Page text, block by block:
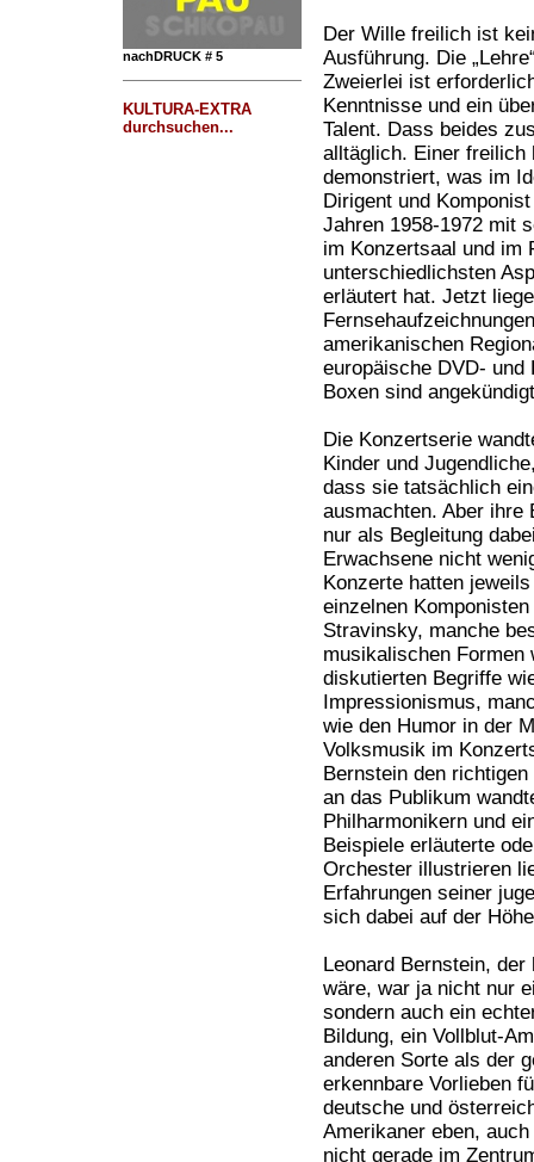
nachDRUCK # 5
KULTURA-EXTRA
durchsuchen...
Der Wille freilich ist
Ausführung. Die
Zweierlei ist
Kenntnisse und ein
Talent. Dass beides
alltäglich. Einer freilich
demonstriert, was im
Dirigent und
Jahren 1958-1972 mit
im Konzertsaal und im
unterschiedlichsten
erläutert hat. Jetzt
amerikanischen
europäische DVD-
Boxen sind
Die Konzertserie
Kinder und
dass sie tatsächlich
ausmachten. Aber ihre
nur als Begleitung
Erwachsene nicht
Konzerte hatten
einzelnen
Stravinsky, manche
musikalischen Formen
diskutierten Begriffe
Impressionismus,
wie den Humor in der
Volksmusik im
Bernstein den
an das Publikum
Philharmonikern und
Beispiele erläuterte
Orchester illustrieren
Erfahrungen seiner
sich dabei auf der
Leonard Bernstein,
wäre, war ja nicht nur
sondern auch ein
Bildung, ein Vollblut-
anderen Sorte als der
erkennbare Vorlieben
deutsche und
Amerikaner eben,
nicht gerade im